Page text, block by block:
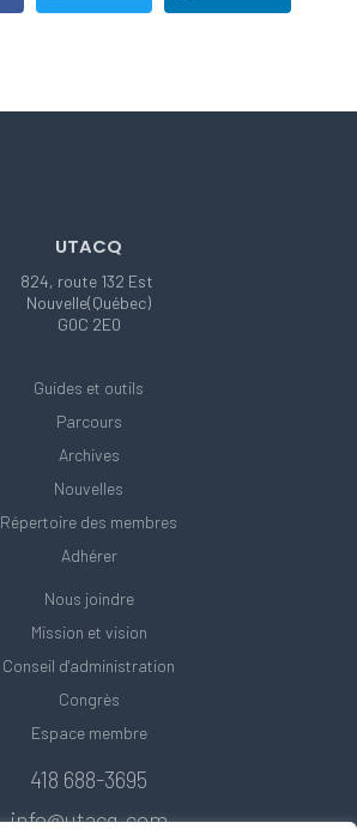
UTACQ
824, route 132 Est
Nouvelle(Québec)
G0C 2E0
Guides et outils
Parcours
Archives
Nouvelles
Répertoire des membres
Adhérer
Nous joindre
Mission et vision
Conseil d'administration
Congrès
Espace membre
418 688-3695
info@utacq.com